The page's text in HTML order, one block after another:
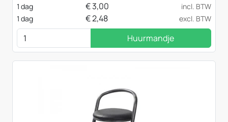
1 dag €3,00
incl. BTW
1 dag
€2,48 excl. BTW
Huurmandje